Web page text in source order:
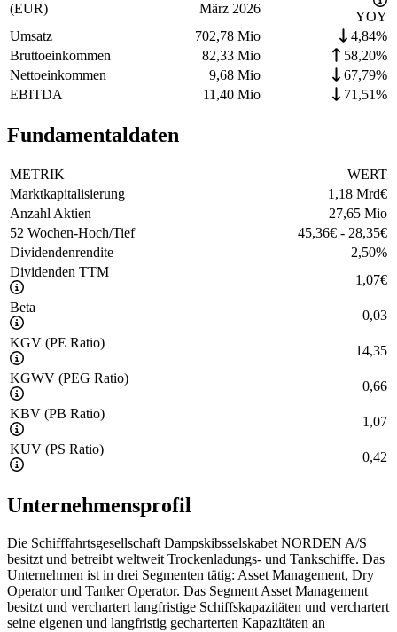
(EUR) März 2026
YOY
Umsatz
702,78 Mio
4,84%
Bruttoeinkommen
82,33 Mio
58,20%
Nettoeinkommen
9,68 Mio
67,79%
EBITDA
11,40 Mio 71,51%
Fundamentaldaten
METRIK
WERT
Marktkapitalisierung
1,18 Mrd€
Anzahl Aktien
27,65 Mio
52 Wochen-Hoch/Tief
45,36€ - 28,35€
Dividendenrendite
2,50%
Dividenden TTM
1,07€
Beta
0,03
KGV (PE Ratio)
14,35
KGWV (PEG Ratio)
−0,66
KBV (PB Ratio)
1,07
KUV (PS Ratio)
0,42
Unternehmensprofil
Die Schifffahrtsgesellschaft Dampskibsselskabet NORDEN A/S
besitzt und betreibt weltweit Trockenladungs- und Tankschiffe. Das
Unternehmen ist in drei Segmenten tätig: Asset Management, Dry
Operator und Tanker Operator. Das Segment Asset Management
besitzt und verchartert langfristige Schiffskapazitäten und verchartert
seine eigenen und langfristig gecharterten Kapazitäten an